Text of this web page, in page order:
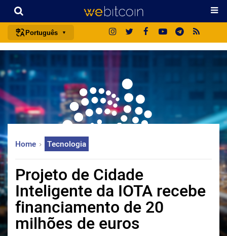
Português
english
français
italiano
日本語
русский
한국어
العربية
Home Tecnologia
Projeto de Cidade
Inteligente da IOTA recebe
financiamento de 20
milhões de euros